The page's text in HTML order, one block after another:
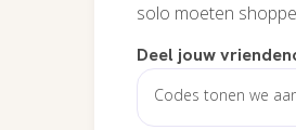
solo moeten
Deel jouw